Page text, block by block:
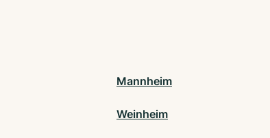
Mannheim
Weinheim